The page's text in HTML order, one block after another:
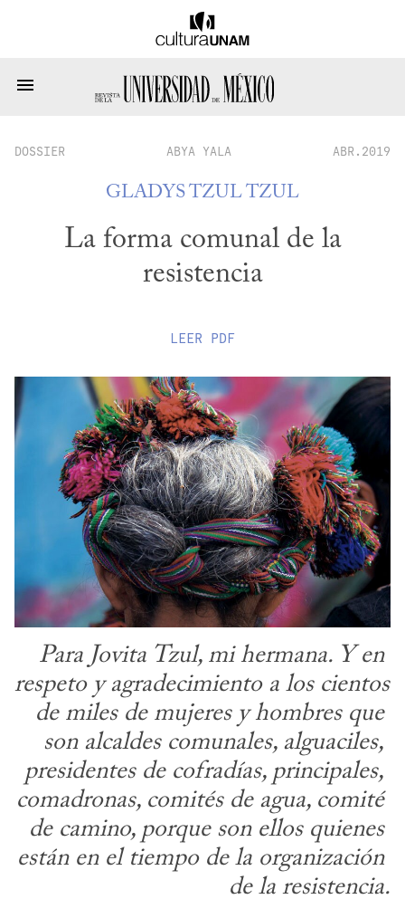
DOSSIER ABYA YALA ABR.2019
GLADYS TZUL TZUL
La forma comunal de la
resistencia
LEER PDF
Para Jovita Tzul, mi hermana. Y en
respeto y agradecimiento a los cientos
de miles de mujeres y hombres que
son alcaldes comunales, alguaciles,
presidentes de cofradías, principales,
comadronas, comités de agua, comité
de camino, porque son ellos quienes
están en el tiempo de la organización
de la resistencia.